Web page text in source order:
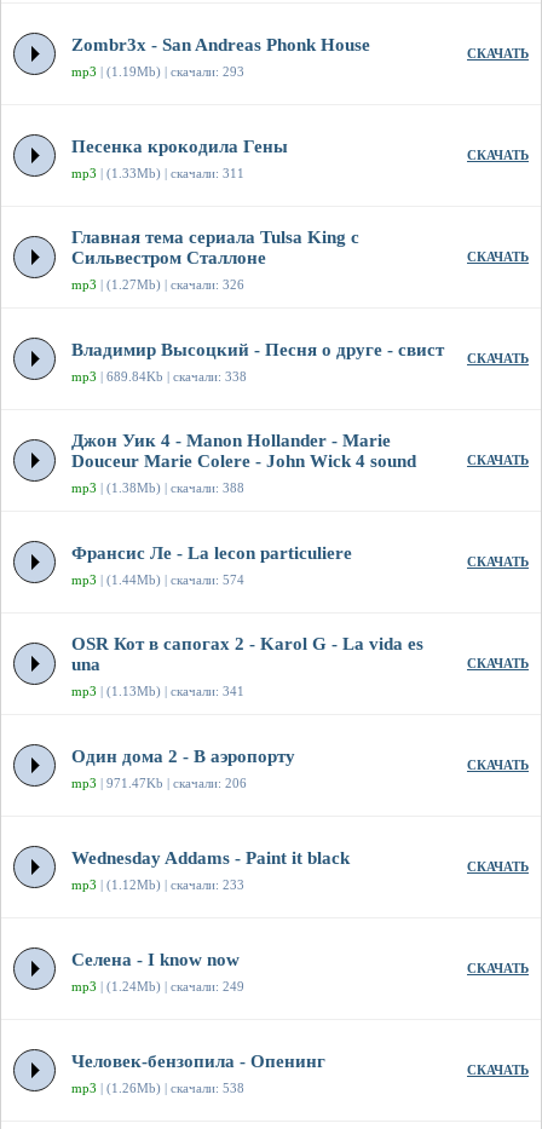
Zombr3x - San Andreas Phonk House
mp3 | (1.19Mb) | скачали: 293
СКАЧАТЬ
Песенка крокодила Гены
mp3 | (1.33Mb) | скачали: 311
СКАЧАТЬ
Главная тема сериала Tulsa King с
Сильвестром Сталлоне
mp3 | (1.27Mb) | скачали: 326
СКАЧАТЬ
Владимир Высоцкий - Песня о друге - свист
mp3 | 689.84Kb | скачали: 338
СКАЧАТЬ
Джон Уик 4 - Manon Hollander - Marie
Douceur Marie Colere - John Wick 4 sound
mp3 | (1.38Mb) | скачали: 388
СКАЧАТЬ
Франсис Ле - La lecon particuliere
mp3 | (1.44Mb) | скачали: 574
СКАЧАТЬ
OSR Кот в сапогах 2 - Karol G - La vida es
una
mp3 | (1.13Mb) | скачали: 341
СКАЧАТЬ
Один дома 2 - В аэропорту
mp3 | 971.47Kb | скачали: 206
СКАЧАТЬ
Wednesday Addams - Paint it black
mp3 | (1.12Mb) | скачали: 233
СКАЧАТЬ
Селена - I know now
mp3 | (1.24Mb) | скачали: 249
СКАЧАТЬ
Человек-бензопила - Опенинг
mp3 | (1.26Mb) | скачали: 538
СКАЧАТЬ